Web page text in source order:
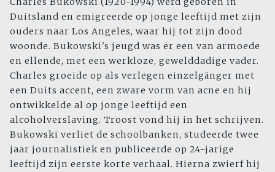
Duitsland en emigreerde op jonge leeftijd met zijn
ouders naar Los Angeles, waar hij tot zijn dood
woonde. Bukowski's jeugd was er een van armoede
en ellende, met een werkloze, gewelddadige vader.
Charles groeide op als verlegen einzelgänger met
een Duits accent, een zware vorm van acne en hij
ontwikkelde al op jonge leeftijd een
alcoholverslaving. Troost vond hij in het schrijven.
Bukowski verliet de schoolbanken, studeerde twee
jaar journalistiek en publiceerde op 24-jarige
leeftijd zijn eerste korte verhaal. Hierna zwierf hij